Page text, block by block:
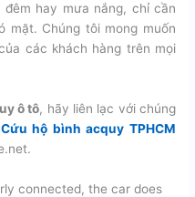
hay mưa nắng, chỉ cần
mặt. Chúng tôi mong muốn
các khách hàng trên mọi
ô tô, hãy liên lạc với chúng
Cứu hộ bình acquy TPHCM
connected, the car does